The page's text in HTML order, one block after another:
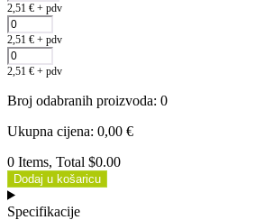
2,51 € + pdv
2,51 € + pdv
2,51 € + pdv
Broj odabranih proizvoda: 0
Ukupna cijena: 0,00 €
0 Items, Total $0.00
Dodaj u košaricu
Specifikacije